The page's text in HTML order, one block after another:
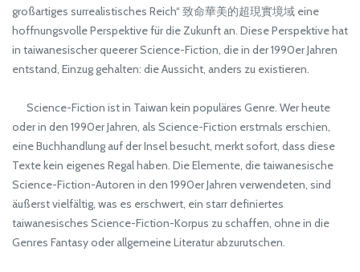
großartiges surrealistisches Reich“ 致命華美的超現實境域 eine
hoffnungsvolle Perspektive für die Zukunft an. Diese Perspektive hat
in taiwanesischer queerer Science-Fiction, die in der 1990er Jahren
entstand, Einzug gehalten: die Aussicht, anders zu existieren.
Science-Fiction ist in Taiwan kein populäres Genre. Wer heute
oder in den 1990er Jahren, als Science-Fiction erstmals erschien,
eine Buchhandlung auf der Insel besucht, merkt sofort, dass diese
Texte kein eigenes Regal haben. Die Elemente, die taiwanesische
Science-Fiction-Autoren in den 1990er Jahren verwendeten, sind
äußerst vielfältig, was es erschwert, ein starr definiertes
taiwanesisches Science-Fiction-Korpus zu schaffen, ohne in die
Genres Fantasy oder allgemeine Literatur abzurutschen.